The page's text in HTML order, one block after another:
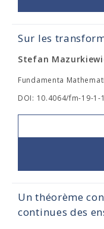
Sur les
Stefan
Fundamenta
DOI: 10.4064/fm-19-1-
Un théorème
continues des